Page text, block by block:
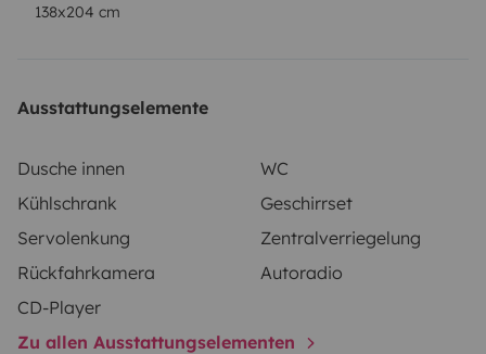
138x204 cm
Ausstattungselemente
Dusche innen
WC
Kühlschrank
Geschirrset
Servolenkung
Zentralverriegelung
Rückfahrkamera
Autoradio
CD-Player
Zu allen Ausstattungselementen